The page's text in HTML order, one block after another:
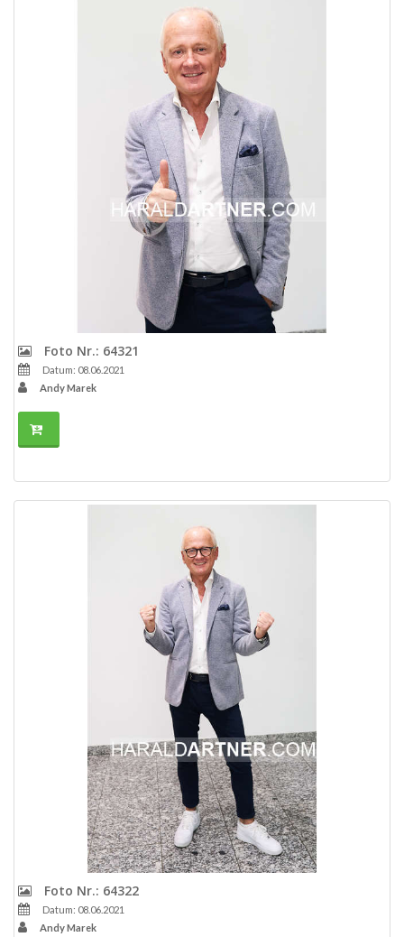
Foto Nr.: 64321
Datum: 08.06.2021
Andy Marek
Foto Nr.: 64322
Datum: 08.06.2021
Andy Marek